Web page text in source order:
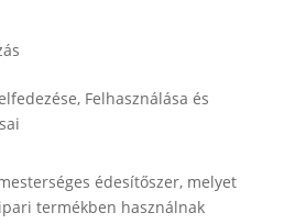
édesítőszer, melyet
termékben használnak